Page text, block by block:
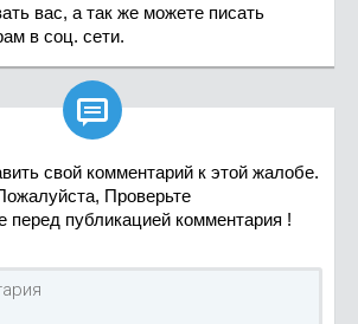
вас, а так же можете писать
в соц. сети.

свой комментарий к этой жалобе.
Проверьте
перед публикацией комментария !